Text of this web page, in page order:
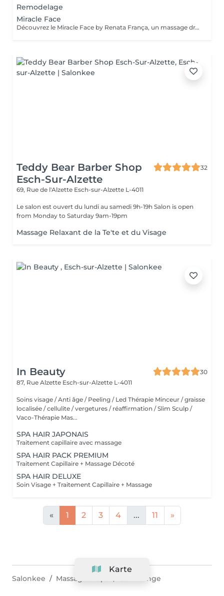
Remodelage
Miracle Face
Découvrez le Miracle Face by Renata França, un massage drainant du visage à l'effet liftant naturel. Grâce à des techniques exclusives, il dégonfle, redessine et illumine votre visage dès la première séance. Fréquence recommandée: En cure: 1 à 2 séances par semaine pendant 4 semaines pour un effet liftant et drainant maximal En entretien: 1 séance toutes les 3 à 4 semaines pour conserver l'éclat et la tonicité Ponctuellement: avant un évènement, pour un effet bonne mine immédiat
Teddy Bear Barber Shop
Esch-Sur-Alzette
32
69, Rue de l'Alzette Esch-sur-Alzette L-4011
Le salon est ouvert du lundi au samedi 9h-19h Salon is open
from Monday to Saturday 9am-19pm
Massage Relaxant de la Te'te et du Visage
In Beauty
30
87, Rue Alzette Esch-sur-Alzette L-4011
Soins visage / Anti âge / Peeling / Led Thérapie Minceur / graisse
localisée / cellulite / vergetures / réaffirmation / Slim Sculp /
Vaco-Thérapie Mas...
SPA HAIR JAPONAIS
Traitement capillaire avec massage
SPA HAIR PACK PREMIUM
Traitement Capillaire + Massage Décoté
SPA HAIR DELUXE
Soin Visage + Traitement Capillaire + Massage
« 1 2 3 4 ... 11 »
Karte
Salonkee Massage & Spa Schifflange